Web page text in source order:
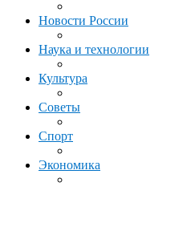
Новости России
Наука и технологии
Культура
Советы
Спорт
Экономика